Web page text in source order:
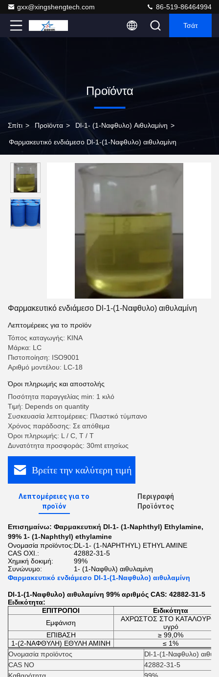
gxx@xingshengtech.com 86-519-86464994
Τσάτ
Προϊόντα
Σπίτι > Προϊόντα > Dl-1- (1-Ναφθυλο) Αιθυλαμίνη >
Φαρμακευτικό ενδιάμεσο Dl-1-(1-Ναφθυλο) αιθυλαμίνη
Φαρμακευτικό ενδιάμεσο Dl-1-(1-Ναφθυλο) αιθυλαμίνη
Λεπτομέρειες για το προϊόν
Τόπος καταγωγής: ΚΙΝΑ
Μάρκα: LC
Πιστοποίηση: ISO9001
Αριθμό μοντέλου: LC-18
Όροι πληρωμής και αποστολής
Ποσότητα παραγγελίας min: 1 κιλό
Τιμή: Depends on quantity
Συσκευασία λεπτομέρειες: Πλαστικό τύμπανο
Χρόνος παράδοσης: Σε απόθεμα
Όροι πληρωμής: L / C, T / T
Δυνατότητα προσφοράς: 30mt ετησίως
Βρείτε την καλύτερη τιμή
Λεπτομέρειες για το
προϊόν
Περιγραφή
Προϊόντος
Επισημαίνω: Φαρμακευτική Dl-1- (1-Naphthyl) Ethylamine,
99% 1- (1-Naphthyl) ethylamine
Ονομασία προϊόντος:DL-1- (1-NAPHTHYL) ETHYL AMINE
CAS ΟΧΙ.:
42882-31-5
Χημική δοκιμή:
99%
Συνώνυμο:
1- (1-Ναφθυλ) αιθυλαμίνη
Φαρμακευτικό ενδιάμεσο Dl-1-(1-Ναφθυλο) αιθυλαμίνη
Dl-1-(1-Ναφθυλο) αιθυλαμίνη 99% αριθμός CAS: 42882-31-5
Ειδικότητα:
ΕΠΙΤΡΟΠΟΙ
Ειδικότητα
Εμφάνιση
ΑΧΡΩΣΤΟΣ ΣΤΟ
υγρό
ΕΠΙΒΑΣΗ
≥ 99,0%
1-(2-ΝΑΦΘΥΛΗ) ΕΘΥΛΗ ΑΜΙΝΗ
≤ 1%
Ονομασία προϊόντος
Dl-1-(1-Ναφθυλο)
CAS NO
42882-31-5